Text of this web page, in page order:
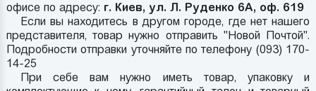
офисе по адресу: г. Киев, ул. Л. Руденко 6А, оф. 619
Если вы находитесь в другом городе, где нет нашего
представителя, товар нужно отправить "Новой Почтой".
Подробности отправки уточняйте по телефону (093) 170-
14-25
При себе вам нужно иметь товар, упаковку и